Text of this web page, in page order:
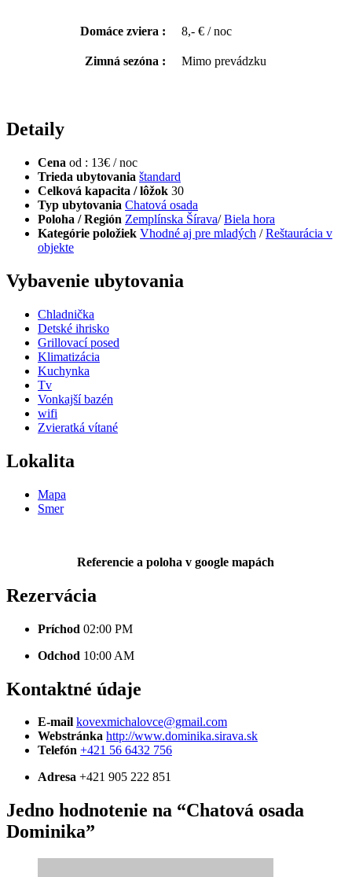
Domáce zviera : 8,- € / noc
Zimná sezóna : Mimo prevádzku
Detaily
Cena od : 13€ / noc
Trieda ubytovania štandard
Celková kapacita / lôžok 30
Typ ubytovania Chatová osada
Poloha / Región Zemplínska Šírava/ Biela hora
Kategórie položiek Vhodné aj pre mladých /Reštaurácia v
objekte
Vybavenie ubytovania
Chladnička
Detské ihrisko
Grillovací posed
Klimatizácia
Kuchynka
Tv
Vonkajší bazén
wifi
Zvieratká vítané
Lokalita
Mapa
Smer
Referencie a poloha v google mapách
Rezervácia
Príchod 02:00 PM
Odchod 10:00 AM
Kontaktné údaje
E-mail kovexmichalovce@gmail.com
Webstránka http://www.dominika.sirava.sk
Telefón +421 56 6432 756
Adresa +421 905 222 851
Jedno hodnotenie na “Chatová osada
Dominika”